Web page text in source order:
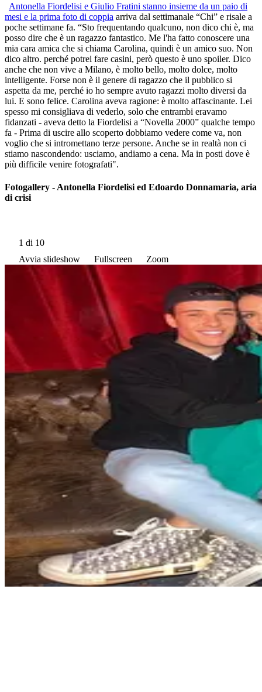
Antonella Fiordelisi e Giulio Fratini stanno insieme da un paio di
mesi e la prima foto di coppia arriva dal settimanale “Chi” e risale a
poche settimane fa. “Sto frequentando qualcuno, non dico chi è, ma
posso dire che è un ragazzo fantastico. Me l'ha fatto conoscere una
mia cara amica che si chiama Carolina, quindi è un amico suo. Non
dico altro. perché potrei fare casini, però questo è uno spoiler. Dico
anche che non vive a Milano, è molto bello, molto dolce, molto
intelligente. Forse non è il genere di ragazzo che il pubblico si
aspetta da me, perché io ho sempre avuto ragazzi molto diversi da
lui. E sono felice. Carolina aveva ragione: è molto affascinante. Lei
spesso mi consigliava di vederlo, solo che entrambi eravamo
fidanzati - aveva detto la Fiordelisi a “Novella 2000” qualche tempo
fa - Prima di uscire allo scoperto dobbiamo vedere come va, non
voglio che si intromettano terze persone. Anche se in realtà non ci
stiamo nascondendo: usciamo, andiamo a cena. Ma in posti dove è
più difficile venire fotografati".
Fotogallery - Antonella Fiordelisi ed Edoardo Donnamaria, aria
di crisi
1 di 10
Avvia slideshow
Fullscreen Zoom